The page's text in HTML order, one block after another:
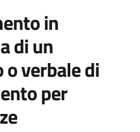
in
di un
verbale di
per